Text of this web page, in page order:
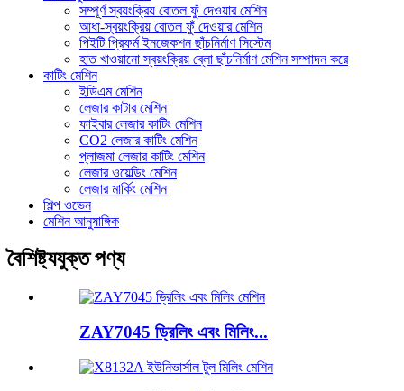
সম্পূর্ণ স্বয়ংক্রিয় বোতল ফুঁ দেওয়ার মেশিন
আধা-স্বয়ংক্রিয় বোতল ফুঁ দেওয়ার মেশিন
পিইটি প্রিফর্ম ইনজেকশন ছাঁচনির্মাণ সিস্টেম
হাত খাওয়ানো স্বয়ংক্রিয় ব্লো ছাঁচনির্মাণ মেশিন সম্পাদন করে
কাটিং মেশিন
ইডিএম মেশিন
লেজার কাটার মেশিন
ফাইবার লেজার কাটিং মেশিন
CO2 লেজার কাটিং মেশিন
প্লাজমা লেজার কাটিং মেশিন
লেজার ওয়েল্ডিং মেশিন
লেজার মার্কিং মেশিন
শিল্প ওভেন
মেশিন আনুষাঙ্গিক
বৈশিষ্ট্যযুক্ত পণ্য
ZAY7045 ড্রিলিং এবং মিলিং...